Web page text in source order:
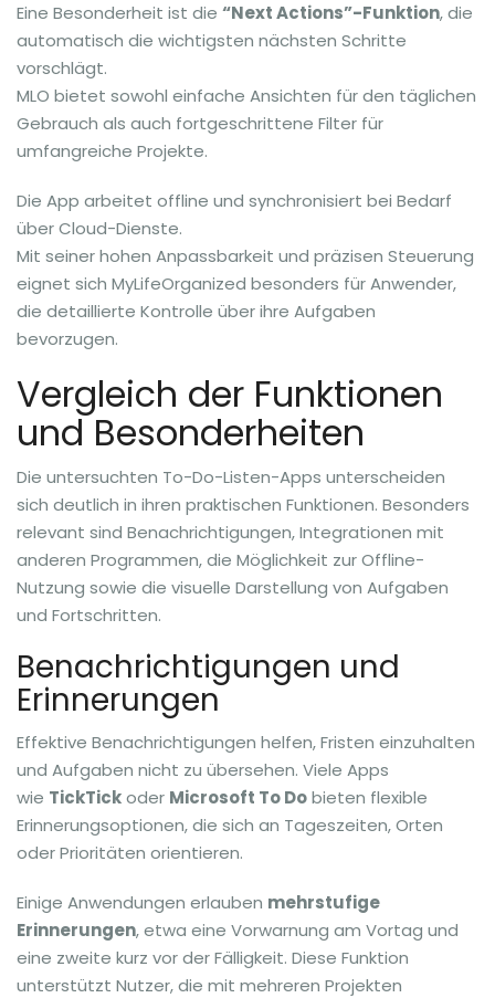
Eine Besonderheit ist die “Next Actions”-Funktion, die
automatisch die wichtigsten nächsten Schritte
vorschlägt.
MLO bietet sowohl einfache Ansichten für den täglichen
Gebrauch als auch fortgeschrittene Filter für
umfangreiche Projekte.
Die App arbeitet offline und synchronisiert bei Bedarf
über Cloud-Dienste.
Mit seiner hohen Anpassbarkeit und präzisen Steuerung
eignet sich MyLifeOrganized besonders für Anwender,
die detaillierte Kontrolle über ihre Aufgaben
bevorzugen.
Vergleich der Funktionen
und Besonderheiten
Die untersuchten To-Do-Listen-Apps unterscheiden
sich deutlich in ihren praktischen Funktionen. Besonders
relevant sind Benachrichtigungen, Integrationen mit
anderen Programmen, die Möglichkeit zur Offline-
Nutzung sowie die visuelle Darstellung von Aufgaben
und Fortschritten.
Benachrichtigungen und
Erinnerungen
Effektive Benachrichtigungen helfen, Fristen einzuhalten
und Aufgaben nicht zu übersehen. Viele Apps
wie TickTickoder Microsoft To Dobieten flexible
Erinnerungsoptionen, die sich an Tageszeiten, Orten
oder Prioritäten orientieren.
Einige Anwendungen erlauben mehrstufige
Erinnerungen, etwa eine Vorwarnung am Vortag und
eine zweite kurz vor der Fälligkeit. Diese Funktion
unterstützt Nutzer, die mit mehreren Projekten